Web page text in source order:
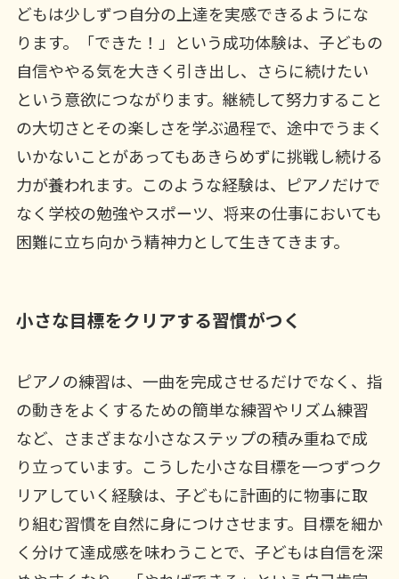
どもは少しずつ自分の上達を実感できるようにな
ります。「できた！」という成功体験は、子どもの
自信ややる気を大きく引き出し、さらに続けたい
という意欲につながります。継続して努力すること
の大切さとその楽しさを学ぶ過程で、途中でうまく
いかないことがあってもあきらめずに挑戦し続ける
力が養われます。このような経験は、ピアノだけで
なく学校の勉強やスポーツ、将来の仕事においても
困難に立ち向かう精神力として生きてきます。
小さな目標をクリアする習慣がつく
ピアノの練習は、一曲を完成させるだけでなく、指
の動きをよくするための簡単な練習やリズム練習
など、さまざまな小さなステップの積み重ねで成
り立っています。こうした小さな目標を一つずつク
リアしていく経験は、子どもに計画的に物事に取
り組む習慣を自然に身につけさせます。目標を細か
く分けて達成感を味わうことで、子どもは自信を深